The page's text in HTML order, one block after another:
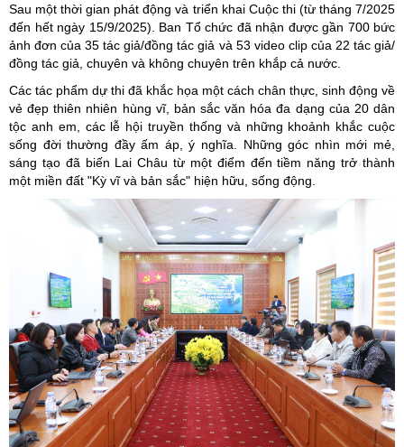
Sau một thời gian phát động và triển khai Cuộc thi (từ tháng 7/2025
đến hết ngày 15/9/2025). Ban Tổ chức đã nhận được gần 700 bức
ảnh đơn của 35 tác giả/đồng tác giả và 53 video clip của 22 tác giả/
đồng tác giả, chuyên và không chuyên trên khắp cả nước.
Các tác phẩm dự thi đã khắc họa một cách chân thực, sinh động về
vẻ đẹp thiên nhiên hùng vĩ, bản sắc văn hóa đa dạng của 20 dân
tộc anh em, các lễ hội truyền thống và những khoảnh khắc cuộc
sống đời thường đầy ấm áp, ý nghĩa. Những góc nhìn mới mẻ,
sáng tạo đã biến Lai Châu từ một điểm đến tiềm năng trở thành
một miền đất "Kỳ vĩ và bản sắc" hiện hữu, sống động.